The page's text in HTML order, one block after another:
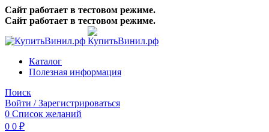
Сайт работает в тестовом режиме.
Сайт работает в тестовом режиме.
Каталог
Полезная информация
Поиск
Войти / Зарегистрироваться
0 Список желаний
0 0 ₽